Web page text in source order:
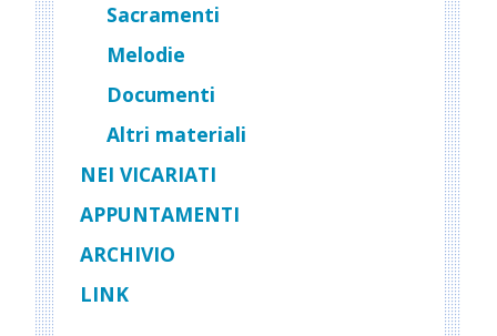
Sacramenti
Melodie
Documenti
Altri materiali
NEI VICARIATI
APPUNTAMENTI
ARCHIVIO
LINK